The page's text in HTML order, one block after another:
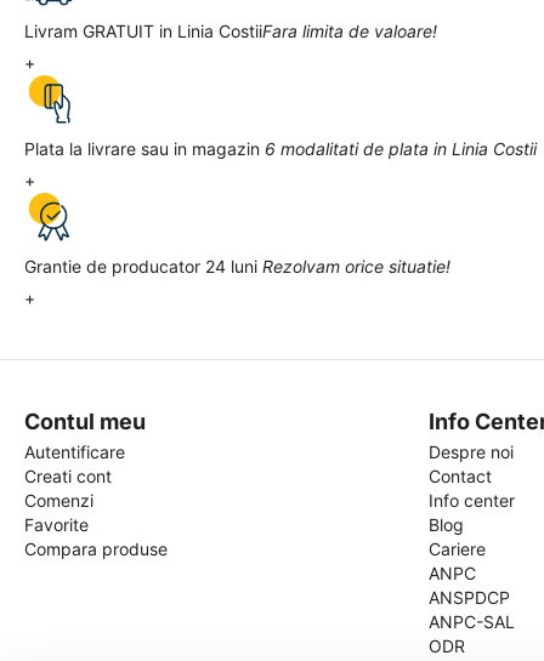
Livram GRATUIT in Linia CostiiFara limita de valoare!
+
Plata la livrare sau in magazin 6 modalitati de plata in Linia Costii
+
Grantie de producator 24 luni Rezolvam orice situatie!
+
Contul meu
Autentificare
Creati cont
Comenzi
Favorite
Compara produse
Info
Despre noi
Contact
Info center
Blog
Cariere
ANPC
ANSPDCP
ANPC-SAL
ODR